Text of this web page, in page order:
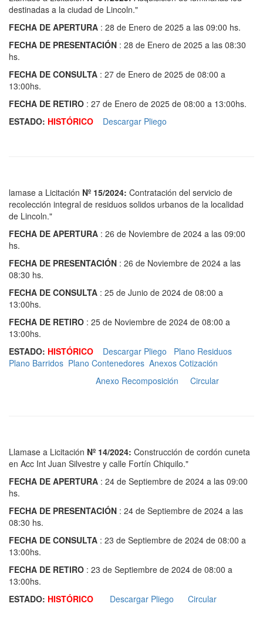
destinadas a la ciudad de Lincoln."
FECHA DE APERTURA : 28 de Enero de 2025 a las 09:00 hs.
FECHA DE PRESENTACIÓN : 28 de Enero de 2025 a las 08:30
hs.
FECHA DE CONSULTA : 27 de Enero de 2025 de 08:00 a
13:00hs.
FECHA DE RETIRO : 27 de Enero de 2025 de 08:00 a 13:00hs.
ESTADO: HISTÓRICO Descargar Pliego
lamase a Licitación Nº 15/2024: Contratación del servicio de
recolección integral de residuos solidos urbanos de la localidad
de Lincoln."
FECHA DE APERTURA : 26 de Noviembre de 2024 a las 09:00
hs.
FECHA DE PRESENTACIÓN : 26 de Noviembre de 2024 a las
08:30 hs.
FECHA DE CONSULTA : 25 de Junio de 2024 de 08:00 a
13:00hs.
FECHA DE RETIRO : 25 de Noviembre de 2024 de 08:00 a
13:00hs.
ESTADO: HISTÓRICO Descargar Pliego
Plano Residuos
Plano Barridos Plano Contenedores Anexos Cotización
Anexo Recomposición
Circular
Llamase a Licitación Nº 14/2024: Construcción de cordón cuneta
en Acc Int Juan Silvestre y calle Fortín Chiquilo."
FECHA DE APERTURA : 24 de Septiembre de 2024 a las 09:00
hs.
FECHA DE PRESENTACIÓN : 24 de Septiembre de 2024 a las
08:30 hs.
FECHA DE CONSULTA : 23 de Septiembre de 2024 de 08:00 a
13:00hs.
FECHA DE RETIRO : 23 de Septiembre de 2024 de 08:00 a
13:00hs.
ESTADO: HISTÓRICO Descargar Pliego Circular